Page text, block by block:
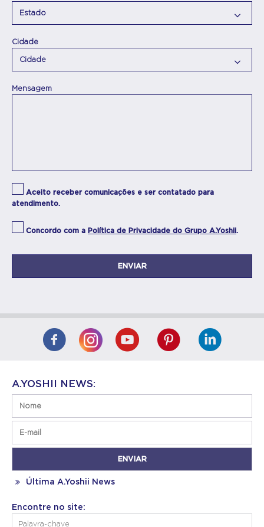
Cidade
Mensagem
Aceito receber comunicações e ser contatado para
atendimento.
Concordo com a Política de Privacidade do Grupo A.Yoshii.
A.YOSHII NEWS:
Última A.Yoshii News
Encontre no site: